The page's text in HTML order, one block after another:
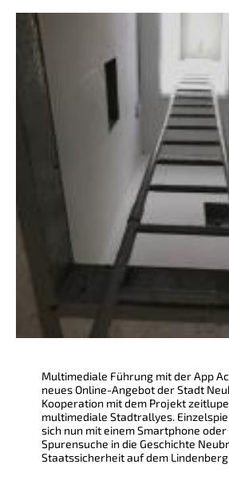
Multimediale Führung mit der App
neues Online-Angebot der Stadt
Kooperation mit dem Projekt
multimediale Stadtrallyes.
sich nun mit einem Smartphone
Spurensuche in die Geschichte
Staatssicherheit auf dem Lindenberg